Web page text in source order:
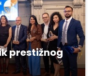
prestižnog